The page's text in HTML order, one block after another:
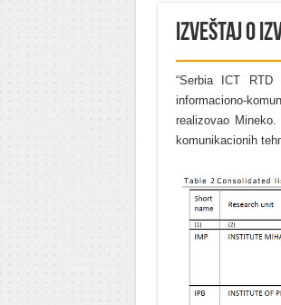
Izveštaj o
“Serbia ICT
informaciono-
realizovao
komunikacionih